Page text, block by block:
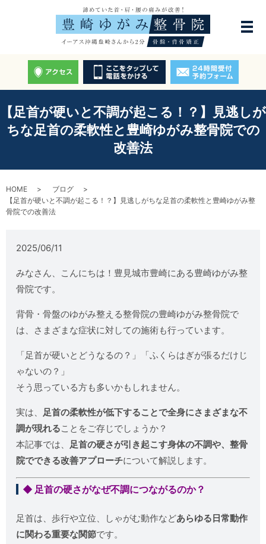
【足首が硬いと不調が起こる！？】見逃しが
ちな足首の柔軟性と豊崎ゆがみ整骨院での
改善法
HOME
ブログ
【足首が硬いと不調が起こる！？】見逃しがちな足首の柔軟性と豊崎ゆがみ整
骨院での改善法
2025/06/11
みなさん、こんにちは！豊見城市豊崎にある豊崎ゆがみ整
骨院です。
背骨・骨盤のゆがみ整える整骨院の豊崎ゆがみ整骨院で
は、さまざまな症状に対しての施術も行っています。
「足首が硬いとどうなるの？」「ふくらはぎが張るだけじ
ゃないの？」
そう思っている方も多いかもしれません。
実は、 足首の柔軟性が低下することで全身にさまざまな不
調が現れることをご存じでしょうか？
本記事では、 足首の硬さが引き起こす身体の不調や、整骨
院でできる改善アプローチについて解説します。
◆ 足首の硬さがなぜ不調につながるのか？
足首は、歩行や立位、しゃがむ動作などあらゆる日常動作
に関わる重要な関節です。